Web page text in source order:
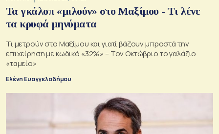
Τα γκάλοπ «μιλούν» στο Μαξίμου - Τι λένε
τα κρυφά μηνύματα
Τι μετρούν στο Μαξίμου και γιατί βάζουν μπροστά την
επιχείρηση με κωδικό «32%» – Τον Οκτώβριο το γαλάζιο
«ταμείο»
Ελένη Ευαγγελοδήμου